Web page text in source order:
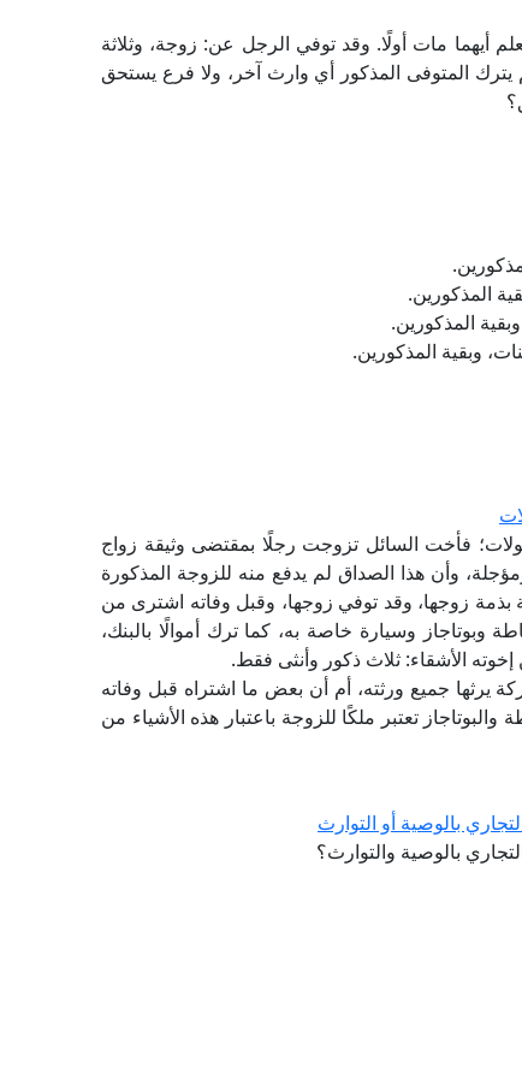
معًا في حادثٍ واحدٍ عام 1979م، ولم يعلم أيهما مات أولًا. وقد توفي الرجل عن: زوجة، وثلاثة
يترك المتوفى المذكور أي وارث آخر، ولا فرع يستحق
المذكورين.
المذكورين.
وبقية المذكورين.
فأخت السائل تزوجت رجلًا بمقتضى وثيقة زواج
وأن هذا الصداق لم يدفع منه للزوجة المذكورة
بذمة زوجها، وقد توفي زوجها، وقبل وفاته اشترى من
وبوتاجاز وسيارة خاصة به، كما ترك أموالًا بالبنك،
الأشقاء: ثلاث ذكور وأنثى فقط.
يرثها جميع ورثته، أم أن بعض ما اشتراه قبل وفاته
تعتبر ملكًا للزوجة باعتبار هذه الأشياء من
بالوصية أو التوارث
بالوصية والتوارث؟